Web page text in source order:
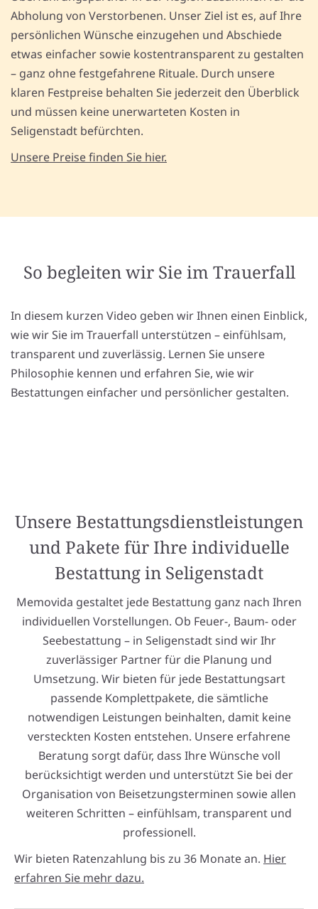
Abholung von Verstorbenen. Unser Ziel ist es, auf Ihre
persönlichen Wünsche einzugehen und Abschiede
etwas einfacher sowie kostentransparent zu gestalten
– ganz ohne festgefahrene Rituale. Durch unsere
klaren Festpreise behalten Sie jederzeit den Überblick
und müssen keine unerwarteten Kosten in
Seligenstadt befürchten.
Unsere Preise finden Sie hier.
So begleiten wir Sie im Trauerfall
In diesem kurzen Video geben wir Ihnen einen Einblick,
wie wir Sie im Trauerfall unterstützen – einfühlsam,
transparent und zuverlässig. Lernen Sie unsere
Philosophie kennen und erfahren Sie, wie wir
Bestattungen einfacher und persönlicher gestalten.
Unsere Bestattungsdienstleistungen
und Pakete für Ihre individuelle
Bestattung in Seligenstadt
Memovida gestaltet jede Bestattung ganz nach Ihren
individuellen Vorstellungen. Ob Feuer-, Baum- oder
Seebestattung – in Seligenstadt sind wir Ihr
zuverlässiger Partner für die Planung und
Umsetzung. Wir bieten für jede Bestattungsart
passende Komplettpakete, die sämtliche
notwendigen Leistungen beinhalten, damit keine
versteckten Kosten entstehen. Unsere erfahrene
Beratung sorgt dafür, dass Ihre Wünsche voll
berücksichtigt werden und unterstützt Sie bei der
Organisation von Beisetzungsterminen sowie allen
weiteren Schritten – einfühlsam, transparent und
professionell.
Wir bieten Ratenzahlung bis zu 36 Monate an. Hier
erfahren Sie mehr dazu.